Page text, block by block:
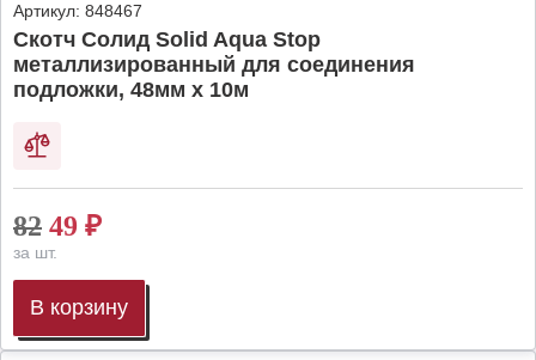
Артикул: 848467
Скотч Солид Solid Aqua Stop
металлизированный для соединения
подложки, 48мм х 10м
82 49 ₽
за шт.
В корзину